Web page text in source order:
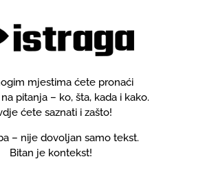
mjestima ćete pronaći
pitanja – ko, šta, kada i kako.
ćete saznati i zašto!
– nije dovoljan samo tekst.
Bitan je kontekst!